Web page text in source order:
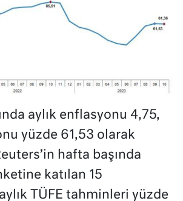
aylık enflasyonu 4,75,
yüzde 61,53 olarak
hafta başında
katılan 15
TÜFE tahminleri yüzde